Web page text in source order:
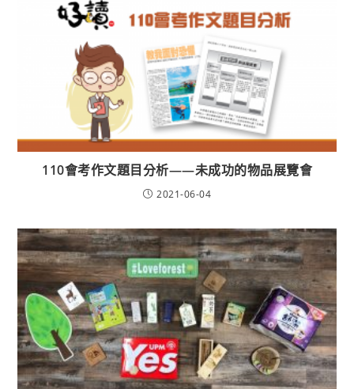
110會考作文題目分析——未成功的物品展覽會
2021-06-04